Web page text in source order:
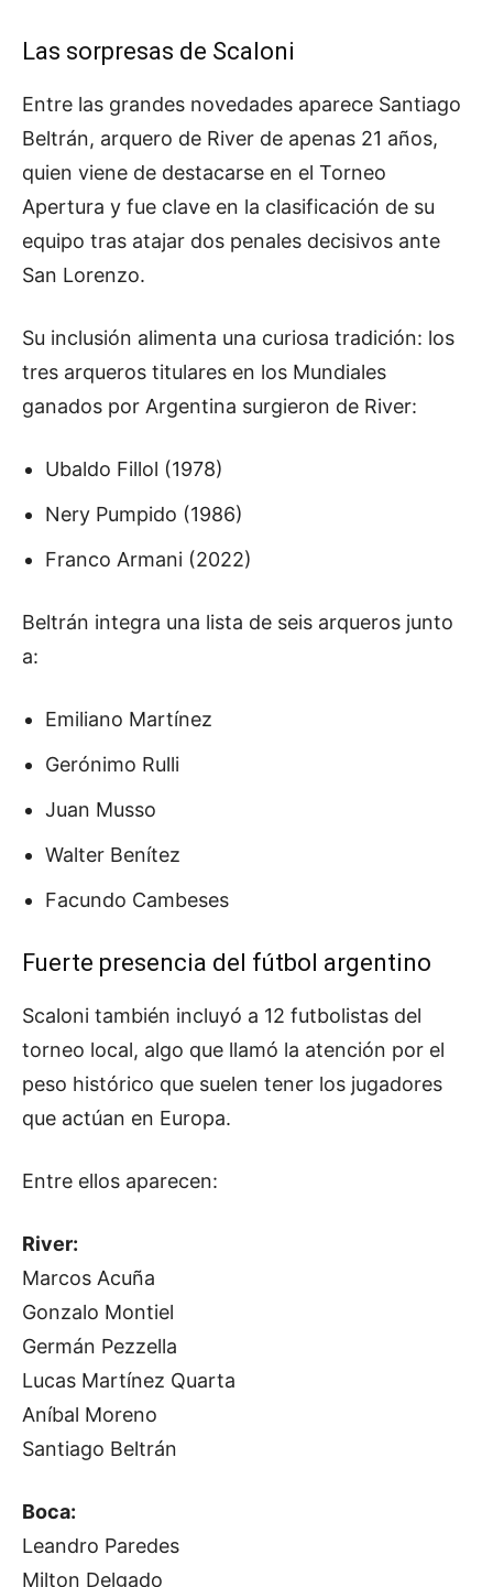
Las sorpresas de Scaloni
Entre las grandes novedades aparece Santiago
Beltrán, arquero de River de apenas 21 años,
quien viene de destacarse en el Torneo
Apertura y fue clave en la clasificación de su
equipo tras atajar dos penales decisivos ante
San Lorenzo.
Su inclusión alimenta una curiosa tradición: los
tres arqueros titulares en los Mundiales
ganados por Argentina surgieron de River:
Ubaldo Fillol (1978)
Nery Pumpido (1986)
Franco Armani (2022)
Beltrán integra una lista de seis arqueros junto
a:
Emiliano Martínez
Gerónimo Rulli
Juan Musso
Walter Benítez
Facundo Cambeses
Fuerte presencia del fútbol argentino
Scaloni también incluyó a 12 futbolistas del
torneo local, algo que llamó la atención por el
peso histórico que suelen tener los jugadores
que actúan en Europa.
Entre ellos aparecen:
River:
Marcos Acuña
Gonzalo Montiel
Germán Pezzella
Lucas Martínez Quarta
Aníbal Moreno
Santiago Beltrán
Boca:
Leandro Paredes
Milton Delgado